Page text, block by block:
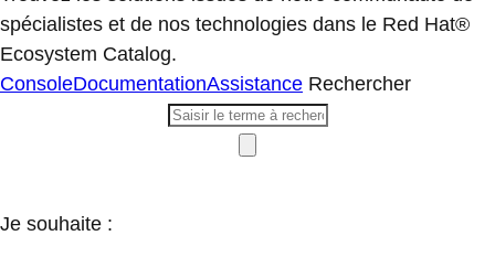
spécialistes et de nos technologies dans le Red Hat®
Ecosystem Catalog.
ConsoleDocumentationAssistance Rechercher
Je souhaite :